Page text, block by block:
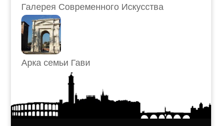
Галерея Современного Искусства
Арка семьи Гави